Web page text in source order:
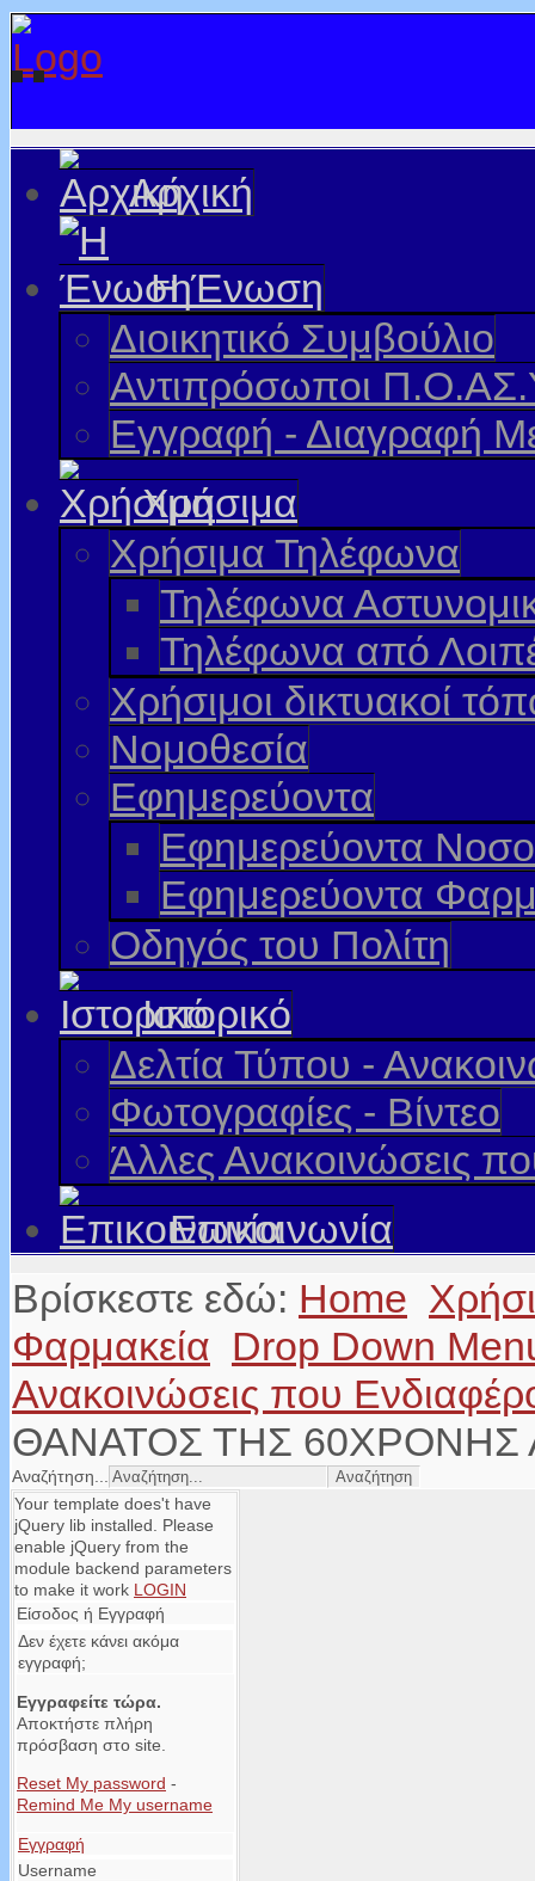
Αρχική
Η Ένωση
Διοικητικό Συμβούλιο
Αντιπρόσωποι
Εγγραφή - Διαγραφή
Χρήσιμα
Χρήσιμα Τηλέφωνα
Τηλέφωνα
Τηλέφωνα από
Χρήσιμοι δικτυακοί
Νομοθεσία
Εφημερεύοντα
Εφημερεύοντα
Εφημερεύοντα
Οδηγός του Πολίτη
Ιστορικό
Δελτία Τύπου -
Φωτογραφίες - Βίντεο
Άλλες Ανακοινώσεις
Επικοινωνία
Βρίσκεστε εδώ: Home
Φαρμακεία Drop Down
Ανακοινώσεις που
ΘΑΝΑΤΟΣ ΤΗΣ 60ΧΡΟΝΗΣ
Αναζήτηση...
Your template does't have
jQuery lib installed. Please
enable jQuery from the
module backend parameters
to make it work LOGIN
Είσοδος ή Εγγραφή
Δεν έχετε κάνει ακόμα
εγγραφή;
Εγγραφείτε τώρα.
Αποκτήστε πλήρη
πρόσβαση στο site.
Reset My password -
Remind Me My username
Εγγραφή
Username